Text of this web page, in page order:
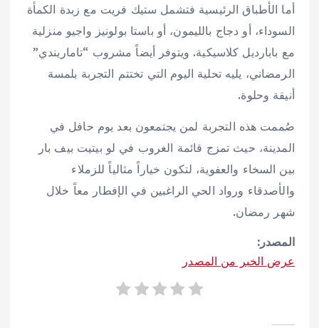
أما الأطباق الرئيسية فتشمل ستيك فريت مع زبدة الكمأة
السوداء، أو دجاج بالليمون، أو باستا بولونيز واجيو منزلية
مع بابارديل كلاسيكية. ويتوفر أيضاً مشروب “تاماريندي”
الرمضاني، يليه تحلية اليوم التي تختتم التجربة بلمسة
أنيقة وحلوة.
صُممت هذه التجربة لمن يجتمعون بعد يوم حافل في
المدينة، حيث تمزج قائمة الغروب في لو بيتيت بيف بار
بين السخاء والعفوية، لتكون خياراً مثالياً للزملاء
والأصدقاء ورواد الحي الراغبين في الإفطار معاً خلال
شهر رمضان.
المصدر:
عرض الخبر من المصدر